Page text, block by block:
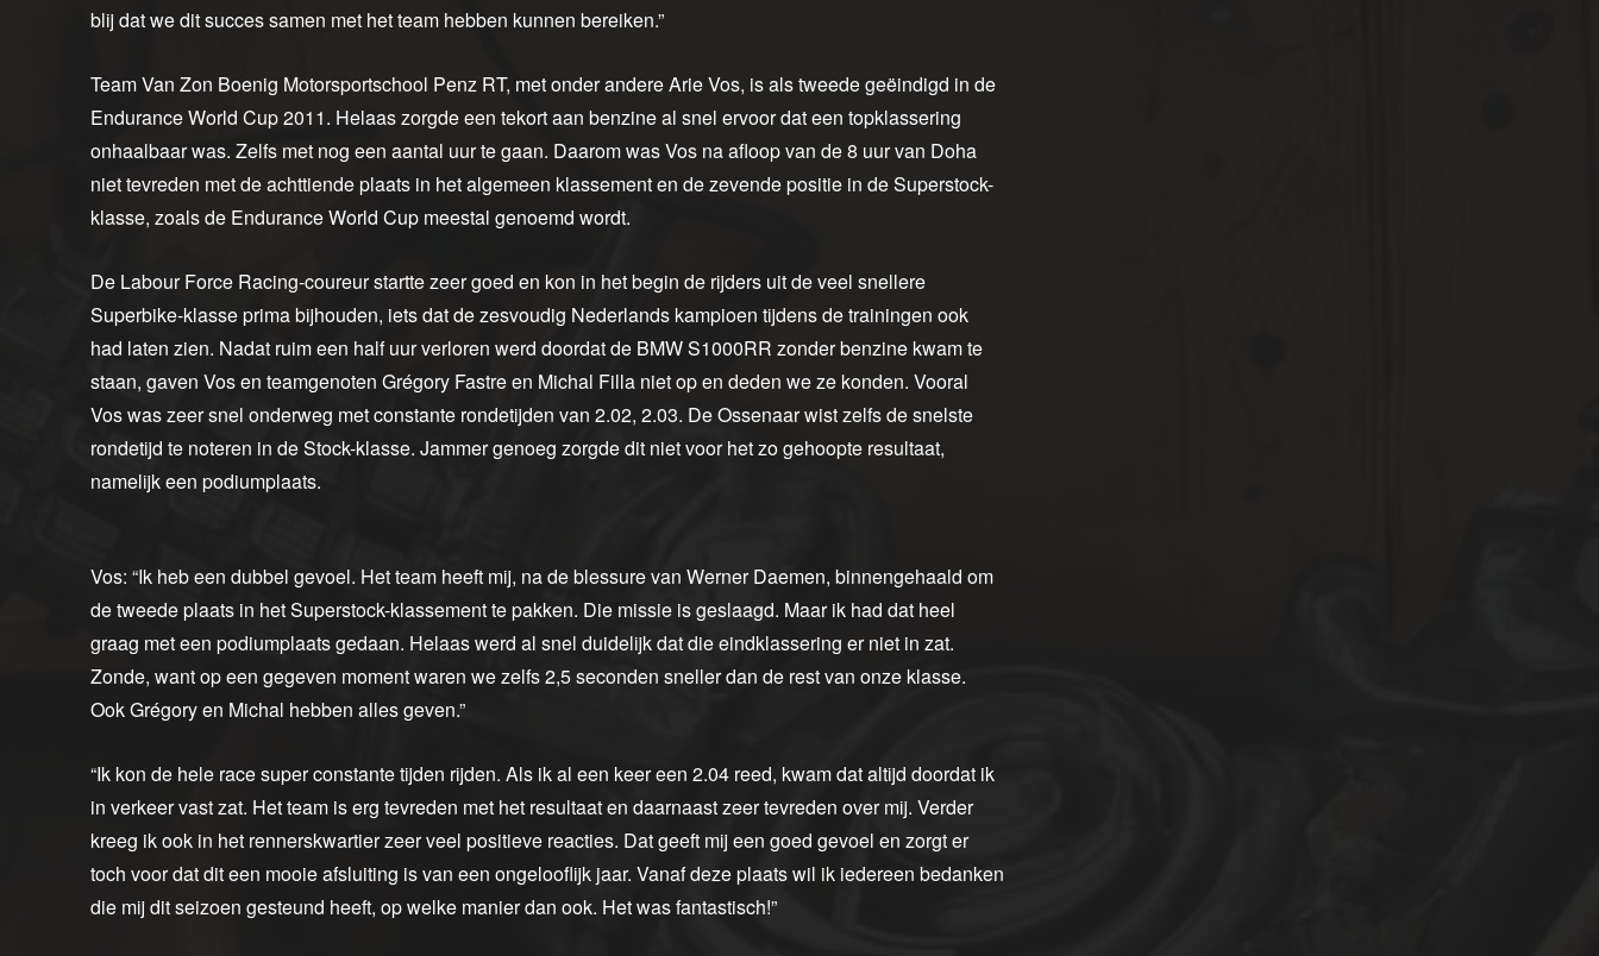
blij dat we dit succes samen met het team hebben kunnen bereiken.”
Team Van Zon Boenig Motorsportschool Penz RT, met onder andere Arie Vos, is als tweede geëindigd in de
Endurance World Cup 2011. Helaas zorgde een tekort aan benzine al snel ervoor dat een topklassering
onhaalbaar was. Zelfs met nog een aantal uur te gaan. Daarom was Vos na afloop van de 8 uur van Doha
niet tevreden met de achttiende plaats in het algemeen klassement en de zevende positie in de Superstock-
klasse, zoals de Endurance World Cup meestal genoemd wordt.
De Labour Force Racing-coureur startte zeer goed en kon in het begin de rijders uit de veel snellere
Superbike-klasse prima bijhouden, iets dat de zesvoudig Nederlands kampioen tijdens de trainingen ook
had laten zien. Nadat ruim een half uur verloren werd doordat de BMW S1000RR zonder benzine kwam te
staan, gaven Vos en teamgenoten Grégory Fastre en Michal Filla niet op en deden we ze konden. Vooral
Vos was zeer snel onderweg met constante rondetijden van 2.02, 2.03. De Ossenaar wist zelfs de snelste
rondetijd te noteren in de Stock-klasse. Jammer genoeg zorgde dit niet voor het zo gehoopte resultaat,
namelijk een podiumplaats.
Vos: “Ik heb een dubbel gevoel. Het team heeft mij, na de blessure van Werner Daemen, binnengehaald om
de tweede plaats in het Superstock-klassement te pakken. Die missie is geslaagd. Maar ik had dat heel
graag met een podiumplaats gedaan. Helaas werd al snel duidelijk dat die eindklassering er niet in zat.
Zonde, want op een gegeven moment waren we zelfs 2,5 seconden sneller dan de rest van onze klasse.
Ook Grégory en Michal hebben alles geven.”
“Ik kon de hele race super constante tijden rijden. Als ik al een keer een 2.04 reed, kwam dat altijd doordat ik
in verkeer vast zat. Het team is erg tevreden met het resultaat en daarnaast zeer tevreden over mij. Verder
kreeg ik ook in het rennerskwartier zeer veel positieve reacties. Dat geeft mij een goed gevoel en zorgt er
toch voor dat dit een mooie afsluiting is van een ongelooflijk jaar. Vanaf deze plaats wil ik iedereen bedanken
die mij dit seizoen gesteund heeft, op welke manier dan ook. Het was fantastisch!”